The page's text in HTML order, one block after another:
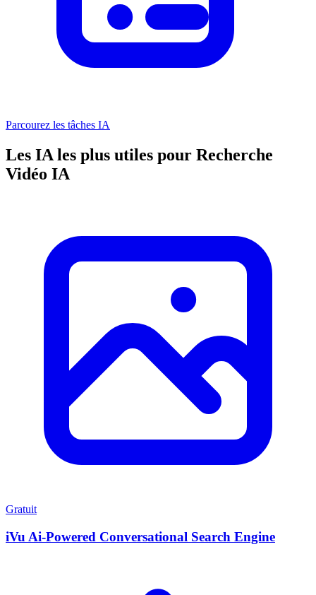
Parcourez les tâches IA
Les IA les plus utiles pour Recherche
Vidéo IA
Gratuit
iVu Ai-Powered Conversational Search Engine